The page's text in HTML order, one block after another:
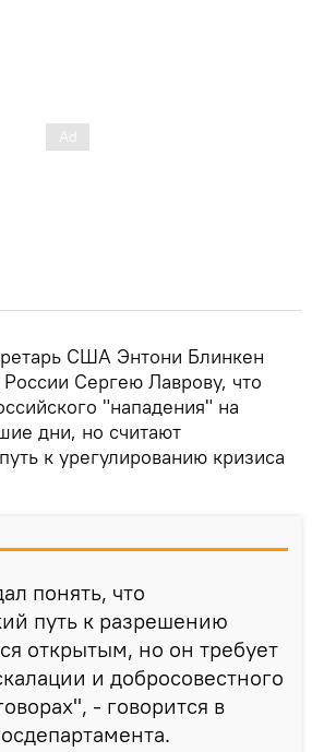
США Энтони Блинкен
Сергею Лаврову, что
"нападения" на
дни, но считают
к урегулированию кризиса
понять, что
путь к разрешению
открытым, но он требует
и добросовестного
- говорится в